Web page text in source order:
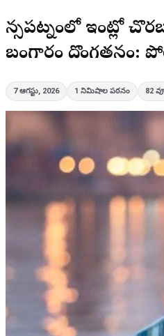
నర్సీపట్నంలో ఇంట్లో
బంగారం దొంగతనం:
7 ఆగస్టు, 2026 1 నిమిషాల పఠనం 82